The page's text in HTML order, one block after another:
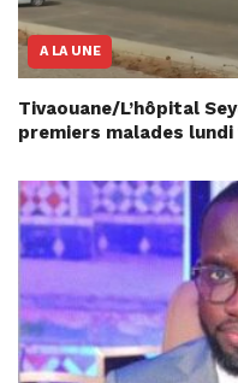
A LA UNE
Tivaouane/L’hôpital
premiers malades lundi